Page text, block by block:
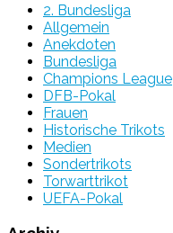
2. Bundesliga
Allgemein
Anekdoten
Bundesliga
Champions League
DFB-Pokal
Frauen
Historische Trikots
Medien
Sondertrikots
Torwarttrikot
UEFA-Pokal